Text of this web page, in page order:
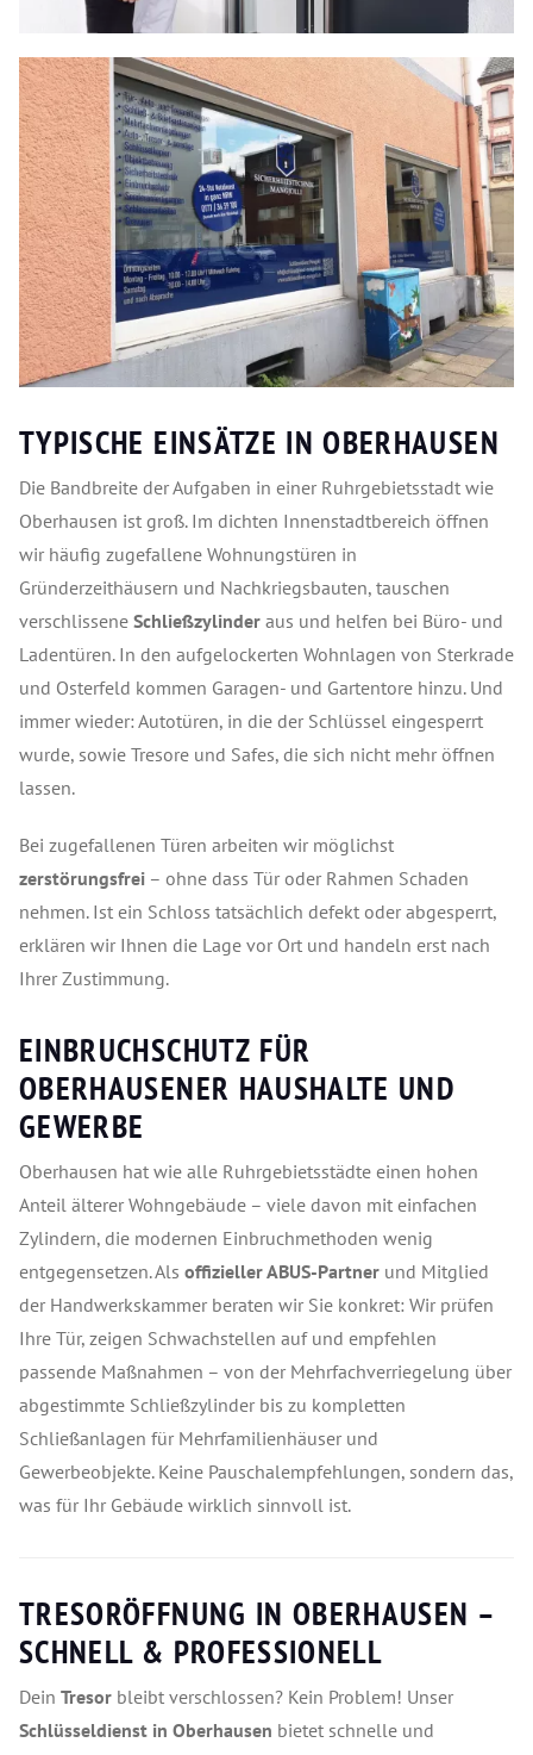
TYPISCHE EINSÄTZE IN OBERHAUSEN
Die Bandbreite der Aufgaben in einer Ruhrgebietsstadt wie
Oberhausen ist groß. Im dichten Innenstadtbereich öffnen
wir häufig zugefallene Wohnungstüren in
Gründerzeithäusern und Nachkriegsbauten, tauschen
verschlissene Schließzylinder aus und helfen bei Büro- und
Ladentüren. In den aufgelockerten Wohnlagen von Sterkrade
und Osterfeld kommen Garagen- und Gartentore hinzu. Und
immer wieder: Autotüren, in die der Schlüssel eingesperrt
wurde, sowie Tresore und Safes, die sich nicht mehr öffnen
lassen.
Bei zugefallenen Türen arbeiten wir möglichst
zerstörungsfrei – ohne dass Tür oder Rahmen Schaden
nehmen. Ist ein Schloss tatsächlich defekt oder abgesperrt,
erklären wir Ihnen die Lage vor Ort und handeln erst nach
Ihrer Zustimmung.
EINBRUCHSCHUTZ FÜR
OBERHAUSENER HAUSHALTE UND
GEWERBE
Oberhausen hat wie alle Ruhrgebietsstädte einen hohen
Anteil älterer Wohngebäude – viele davon mit einfachen
Zylindern, die modernen Einbruchmethoden wenig
entgegensetzen. Als offizieller ABUS-Partner und Mitglied
der Handwerkskammer beraten wir Sie konkret: Wir prüfen
Ihre Tür, zeigen Schwachstellen auf und empfehlen
passende Maßnahmen – von der Mehrfachverriegelung über
abgestimmte Schließzylinder bis zu kompletten
Schließanlagen für Mehrfamilienhäuser und
Gewerbeobjekte. Keine Pauschalempfehlungen, sondern das,
was für Ihr Gebäude wirklich sinnvoll ist.
TRESORÖFFNUNG IN OBERHAUSEN –
SCHNELL & PROFESSIONELL
Dein Tresor bleibt verschlossen? Kein Problem! Unser
Schlüsseldienst in Oberhausen bietet schnelle und